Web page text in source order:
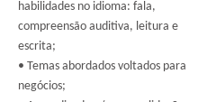
habilidades no idioma: fala,
compreensão auditiva, leitura e
escrita;
• Temas abordados voltados para
negócios;